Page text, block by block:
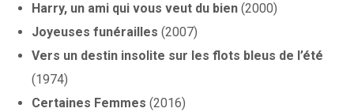
Harry, un ami qui vous veut du bien (2000)
Joyeuses funérailles (2007)
Vers un destin insolite sur les flots bleus de l’été
(1974)
Certaines Femmes (2016)